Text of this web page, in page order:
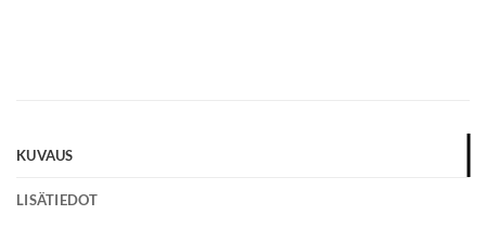
KUVAUS
LISÄTIEDOT